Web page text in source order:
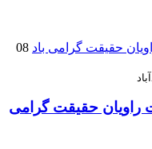
08
راویان حقیقت گرامی